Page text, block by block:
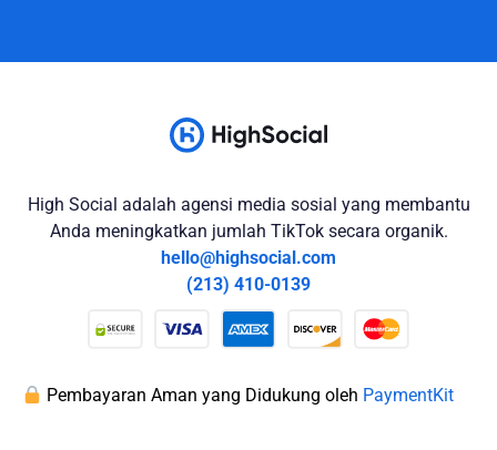
High Social adalah agensi media sosial yang membantu
Anda meningkatkan jumlah TikTok secara organik.
hello@highsocial.com
(213) 410-0139
Pembayaran Aman yang Didukung oleh PaymentKit